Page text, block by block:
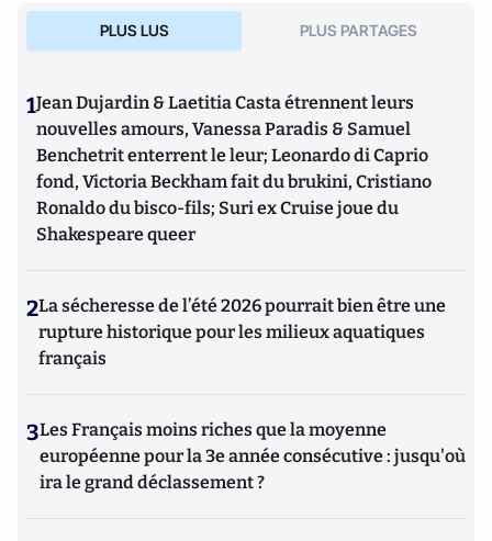
PLUS LUS PLUS PARTAGES
1Jean Dujardin & Laetitia Casta étrennent leurs
nouvelles amours, Vanessa Paradis & Samuel
Benchetrit enterrent le leur; Leonardo di Caprio
fond, Victoria Beckham fait du brukini, Cristiano
Ronaldo du bisco-fils; Suri ex Cruise joue du
Shakespeare queer
2La sécheresse de l’été 2026 pourrait bien être une
rupture historique pour les milieux aquatiques
français
3Les Français moins riches que la moyenne
européenne pour la 3e année consécutive : jusqu'où
ira le grand déclassement ?